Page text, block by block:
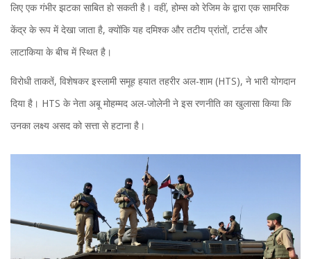
लिए एक गंभीर झटका साबित हो सकती है। वहीं, होम्स को रेजिम के द्वारा एक सामरिक
केंद्र के रूप में देखा जाता है, क्योंकि यह दमिश्क और तटीय प्रांतों, टार्टस और
लाटाकिया के बीच में स्थित है।
विरोधी ताकतें, विशेषकर इस्लामी समूह हयात तहरीर अल-शाम (HTS), ने भारी योगदान
दिया है। HTS के नेता अबू मोहम्मद अल-जोलेनी ने इस रणनीति का खुलासा किया कि
उनका लक्ष्य असद को सत्ता से हटाना है।